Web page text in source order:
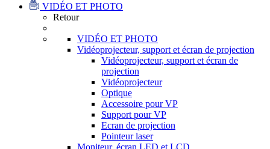
VIDÉO ET PHOTO
Retour
VIDÉO ET PHOTO
Vidéoprojecteur, support et écran de projection
Vidéoprojecteur, support et écran de
projection
Vidéoprojecteur
Optique
Accessoire pour VP
Support pour VP
Ecran de projection
Pointeur laser
Moniteur, écran LED et LCD